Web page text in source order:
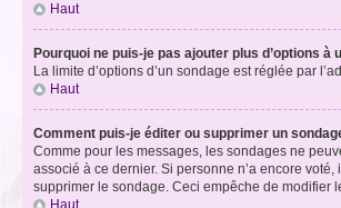
Haut
Pourquoi ne puis-je pas ajouter plus d’options à
La limite d’options d’un sondage est réglée par
Haut
Comment puis-je éditer ou supprimer un
Comme pour les messages, les sondages ne
associé à ce dernier. Si personne n’a encore
supprimer le sondage. Ceci empêche de modifier
Haut